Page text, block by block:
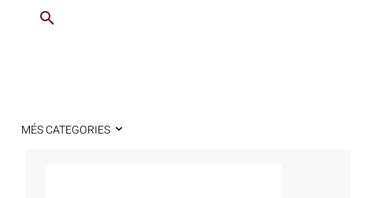
MÉS CATEGORIES